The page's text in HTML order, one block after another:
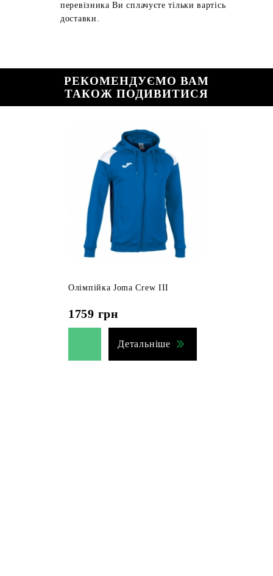
перевізника Ви сплачуєте тільки вартісь
доставки.
РЕКОМЕНДУЄМО ВАМ
ТАКОЖ ПОДИВИТИСЯ
Олімпійка Joma Crew III
1759 грн
Детальніше